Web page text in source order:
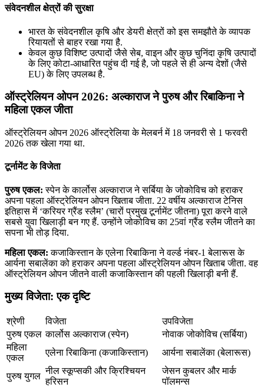
संवेदनशील क्षेत्रों की सुरक्षा
भारत के संवेदनशील कृषि और डेयरी क्षेत्रों को इस समझौते के व्यापक
रियायतों से बाहर रखा गया है.
केवल कुछ विशिष्ट उत्पादों जैसे सेब, वाइन और कुछ चुनिंदा कृषि उत्पादों
के लिए कोटा-आधारित पहुंच दी गई है, जो पहले से ही अन्य देशों (जैसे
EU) के लिए उपलब्ध है.
ऑस्ट्रेलियन ओपन 2026: अल्काराज ने पुरुष और रिबाकिना ने
महिला एकल जीता
ऑस्ट्रेलियन ओपन 2026 ऑस्ट्रेलिया के मेलबर्न में 18 जनवरी से 1 फरवरी
2026 तक खेला गया था.
टूर्नामेंट के विजेता
पुरुष एकल: स्पेन के कार्लोस अल्काराज ने सर्बिया के जोकोविच को हराकर
अपना पहला ऑस्ट्रेलियन ओपन खिताब जीता. 22 वर्षीय अल्काराज टेनिस
इतिहास में ‘करियर ग्रैंड स्लैम’ (चारों प्रमुख टूर्नामेंट जीतना) पूरा करने वाले
सबसे युवा खिलाड़ी बन गए हैं. उन्होंने जोकोविच का 25वां ग्रैंड स्लैम जीतने का
सपना भी तोड़ दिया.
महिला एकल: कजाकिस्तान के एलेना रिबाकिना ने वर्ल्ड नंबर-1 बेलारूस के
आर्यना सबालेंका को हराकर अपना पहला ऑस्ट्रेलियन ओपन खिताब जीता. वह
ऑस्ट्रेलियन ओपन जीतने वाली कजाकिस्तान की पहली खिलाड़ी बनी हैं.
मुख्य विजेता: एक दृष्टि
श्रेणी विजेता
उपविजेता
पुरुष एकल कार्लोस अल्काराज (स्पेन)
नोवाक जोकोविच (सर्बिया)
महिला
एकल
एलेना रिबाकिना (कजाकिस्तान) आर्यना सबालेंका (बेलारूस)
पुरुष युगल
नील स्कूप्सकी और क्रिश्चियन
हरिसन
जेसन कुबलर और मार्क
पॉलमन्स